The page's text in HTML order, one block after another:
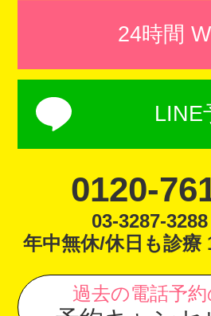
24時間
LINE
0120-
03-3287-
年中無休/休日も診療
過去の電話予約